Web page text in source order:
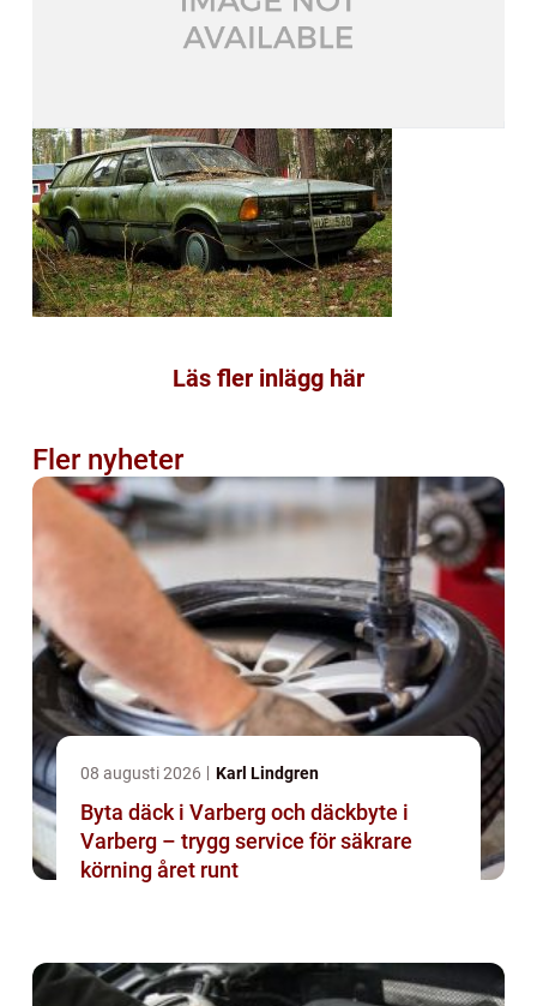
Läs fler inlägg här
Fler nyheter
08 augusti 2026 Karl Lindgren
Byta däck i Varberg och däckbyte i
Varberg – trygg service för säkrare
körning året runt